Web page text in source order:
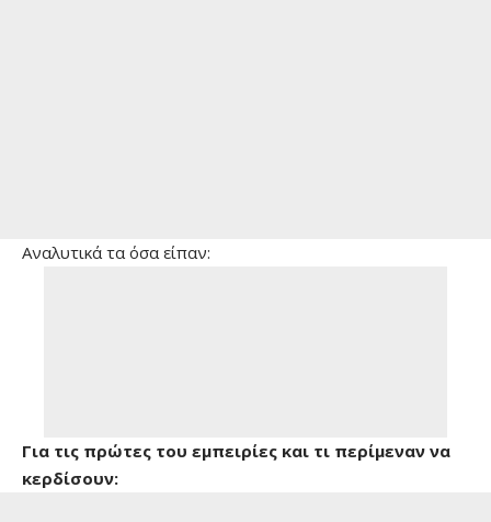
Αναλυτικά τα όσα είπαν:
Για τις πρώτες του εμπειρίες και τι περίμεναν να
κερδίσουν: